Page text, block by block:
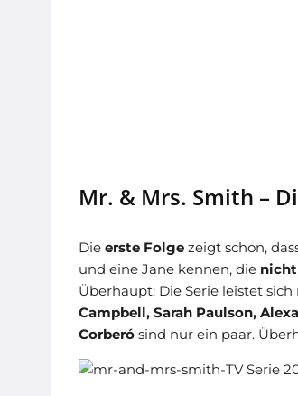
Mr. & Mrs. Smith –
Die erste Folge zeigt schon,
und eine Jane kennen, die
Überhaupt: Die Serie leistet
Campbell, Sarah Paulson,
Corberó sind nur ein paar.